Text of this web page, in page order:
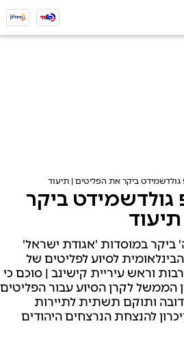
גולדשמידט ביקר את הפליטים | תיעוד
גולדשמידט ביקר
ביקר במוסדות 'אגודת ישראל'
לסיוע לפליטים של
וראש עיריית קישינב | סוכם כי
הממשל לקרן הסיוע עבור הפליטים
ותוקם תשתית לתיירות
להנצחת הנרצחים היהודים